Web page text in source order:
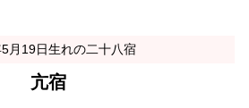
月19日生れの二十八宿
亢宿